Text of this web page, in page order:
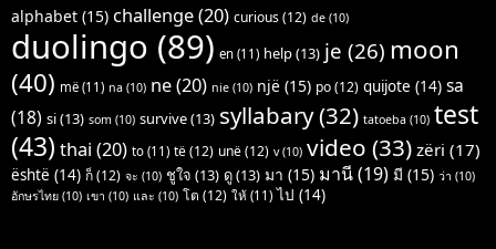
alphabet (15) challenge(20) curious(12) de (10)
duolingo (89) en (11) help(13) je (26) moon
(40) më (11) na (10) ne(20) nie (10) një (15) po(12) quijote (14) sa
(18) si(13) som (10) survive(13) syllabary(32) tatoeba (10) test
(43) thai (20) to (11) të(12) unë(12) v(10) video (33) zëri (17)
është (14) ก็(12) จะ (10) ชูใจ (13) ดู(13) มา (15) มานี(19) มี (15) ว่า (10)
อักษรไทย (10) เขา (10) และ (10) โต (12) ให้ (11) ไป (14)